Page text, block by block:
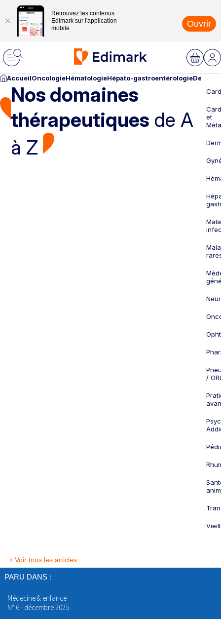
Retrouvez les contenus
Edimark sur l'application
mobile
Ouvrir
AccueilOncologieHématologieHépato-gastroentérologie
Nos domaines
thérapeutiques de A
à Z
et
/
Voir tous les articles
PARU DANS :
Médecine & enfance
N° 6 - décembre 2025